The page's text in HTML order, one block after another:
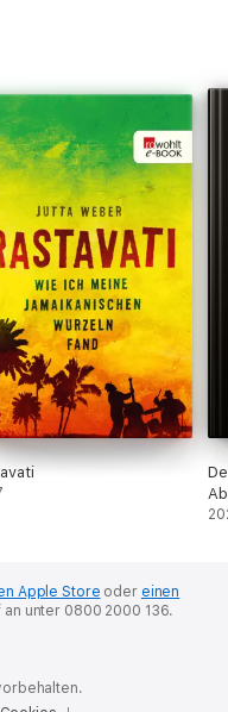
Apple Store oder einen
an unter 0800 2000 136.